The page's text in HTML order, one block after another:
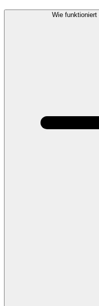
Wie funktioniert